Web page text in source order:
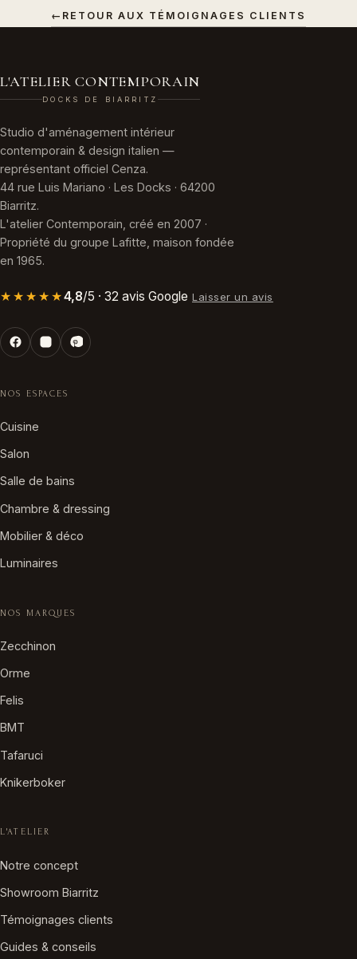
← RETOUR AUX TÉMOIGNAGES CLIENTS
L'ATELIER CONTEMPORAIN
DOCKS DE BIARRITZ
Studio d'aménagement intérieur
contemporain & design italien —
représentant officiel Cenza.
44 rue Luis Mariano · Les Docks · 64200
Biarritz.
L'atelier Contemporain, créé en 2007 ·
Propriété du groupe Lafitte, maison fondée
en 1965.
★★★★★4,8/5 · 32 avis Google Laisser un avis
NOS ESPACES
Cuisine
Salon
Salle de bains
Chambre & dressing
Mobilier & déco
Luminaires
NOS MARQUES
Zecchinon
Orme
Felis
BMT
Tafaruci
Knikerboker
L'ATELIER
Notre concept
Showroom Biarritz
Témoignages clients
Guides & conseils